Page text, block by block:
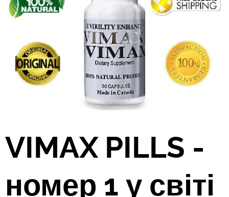
VIMAX PILLS -
номер 1 у світі